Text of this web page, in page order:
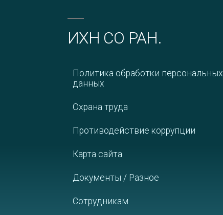
ИХН СО РАН.
Политика обработки персональных
данных
Охрана труда
Противодействие коррупции
Карта сайта
Документы / Разное
Сотрудникам